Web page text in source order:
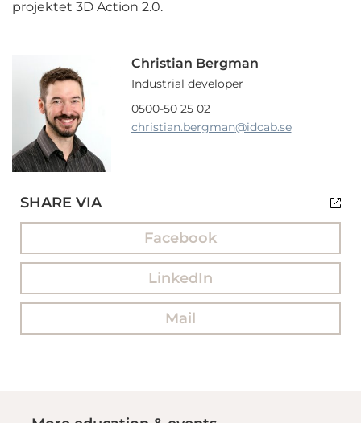
projektet 3D Action 2.0.
Christian Bergman
Industrial developer
0500-50 25 02
christian.bergman@idcab.se
SHARE VIA
Facebook
LinkedIn
Mail